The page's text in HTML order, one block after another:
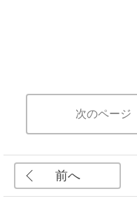
次のページ
前へ